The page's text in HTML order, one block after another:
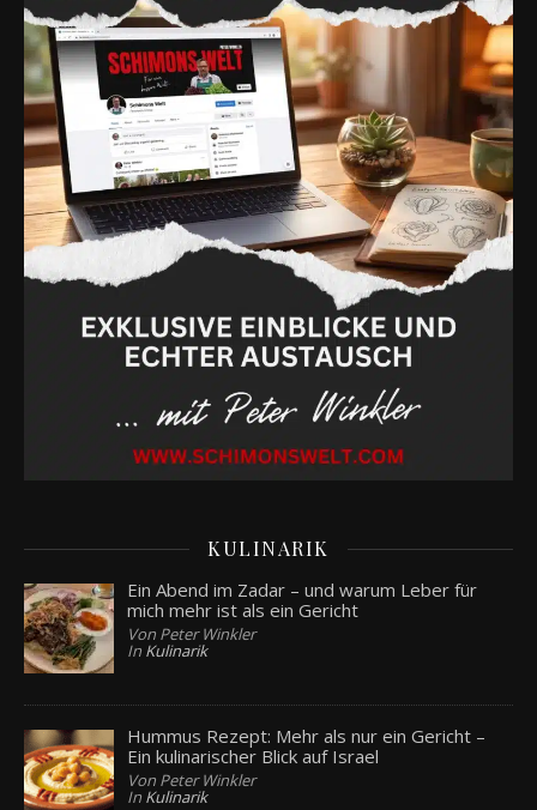
KULINARIK
Ein Abend im Zadar – und warum Leber für
mich mehr ist als ein Gericht
Von Peter Winkler
In Kulinarik
Hummus Rezept: Mehr als nur ein Gericht –
Ein kulinarischer Blick auf Israel
Von Peter Winkler
In Kulinarik